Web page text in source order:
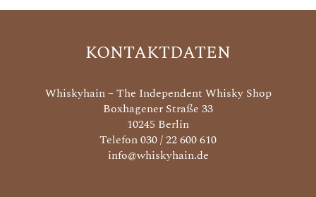
KONTAKTDATEN
Whiskyhain – The Independent Whisky Shop
Boxhagener Straße 33
10245 Berlin
Telefon 030 / 22 600 610
info@whiskyhain.de